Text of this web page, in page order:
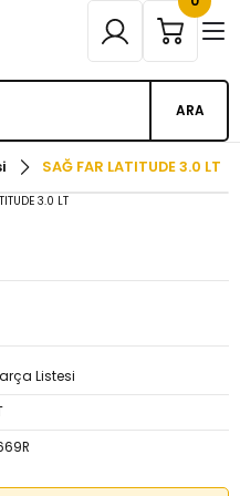
ARA
SAĞ FAR LATITUDE 3.0 LT
Listesi